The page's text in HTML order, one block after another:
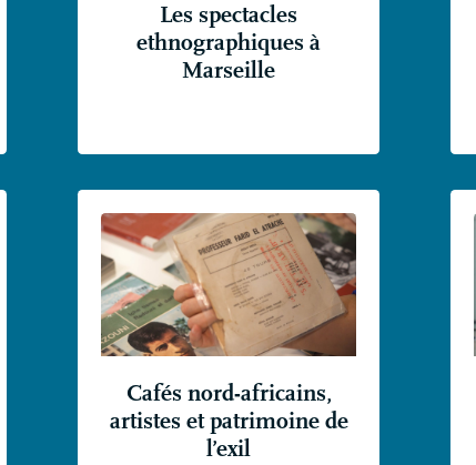
Les spectacles
ethnographiques à
Marseille
Cafés nord-africains,
artistes et patrimoine de
l’exil